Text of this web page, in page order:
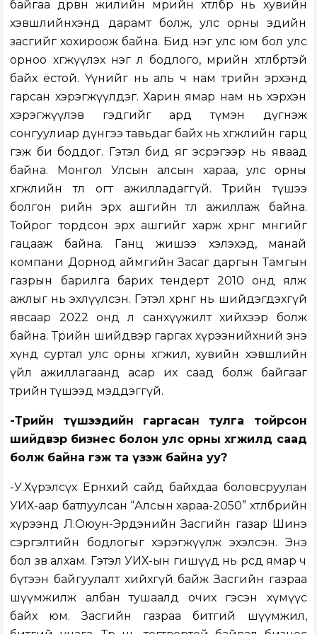
байгаа дөрвөн жилийн мөрийн хөтөлбөр нь хувийн
хэвшлийнхэнд дарамт болж, улс орны эдийн
засгийг хохироож байна. Бид нэг улс юм бол улс
орноо хөгжүүлэх нэг л бодлого, мөрийн хөтөлбөртэй
байх ёстой. Үүнийг нь аль ч нам төрийн эрхэнд
гарсан хэрэгжүүлдэг. Харин ямар нам нь хэрхэн
хэрэгжүүлэв гэдгийг ард түмэн дүгнэж
сонгуулиар дүнгээ тавьдаг байх нь хөгжлийн гарц
гэж би боддог. Гэтэл бид яг эсрэгээр нь яваад
байна. Монгол Улсын алсын хараа, улс орны
хөгжлийн төлөө огт ажилладаггүй. Төрийн түшээ
болгон өөрийн эрх ашгийн төлөө ажиллаж байна.
Тойрог тордсон эрх ашгийг харж хөрөнгө мөнгийг
гацааж байна. Ганц жишээ хэлэхэд, манай
компани Дорнод аймгийн Засаг даргын Тамгын
газрын барилга барих тендерт 2010 онд ялж
ажлыг нь эхлүүлсэн. Гэтэл хөрөнгө нь шийдэгдэхгүй
явсаар 2022 онд л санхүүжилт хийхээр болж
байна. Төрийн шийдвэр гаргах хүрээнийхний энэ
хүнд суртал улс орны хөгжил, хувийн хэвшлийн
үйл ажиллагаанд асар их саад болж байгааг
төрийн түшээд мэддэггүй.
-Төрийн түшээдийн гаргасан тулга тойрсон
шийдвэр бизнес болон улс орны хөгжилд саад
болж байна гэж та үзэж байна уу?
-У.Хүрэлсүх Ерөнхий сайд байхдаа боловсруулан
УИХ-аар батлуулсан “Алсын хараа-2050” хөтөлбөрийн
хүрээнд Л.Оюун-Эрдэнийн Засгийн газар Шинэ
сэргэлтийн бодлогыг хэрэгжүүлж эхэлсэн. Энэ
бол зөв алхам. Гэтэл УИХ-ын гишүүд нь өөрсдөө ямар ч
бүтээн байгуулалт хийхгүй байж Засгийн газраа
шүүмжилж албан тушаалд очих гэсэн хүмүүс
байх юм. Засгийн газраа битгий шүүмжил,